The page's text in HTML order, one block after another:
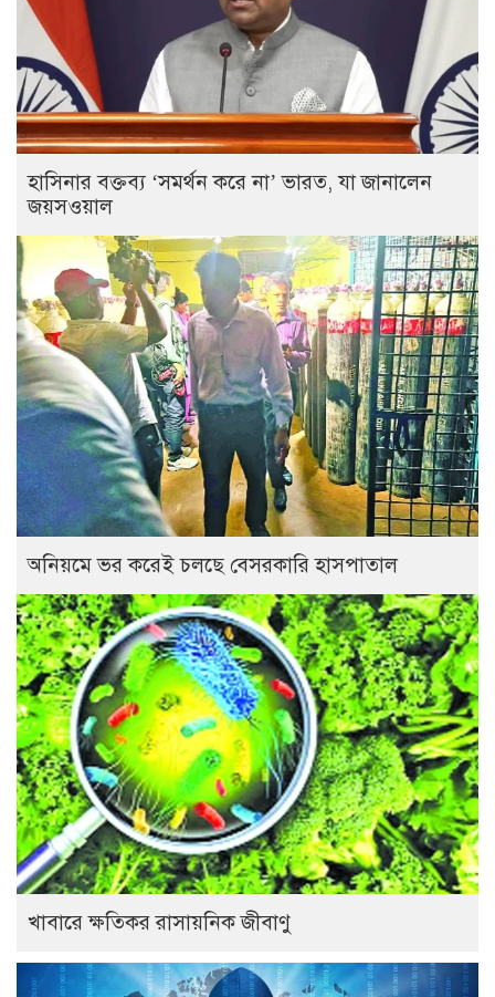
হাসিনার বক্তব্য ‘সমর্থন করে না’ ভারত, যা জানালেন
জয়সওয়াল
অনিয়মে ভর করেই চলছে বেসরকারি হাসপাতাল
খাবারে ক্ষতিকর রাসায়নিক জীবাণু